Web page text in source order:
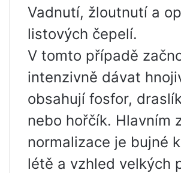
Vadnutí, žloutnutí a
listových čepelí.
V tomto případě
intenzivně dávat
obsahují fosfor,
nebo hořčík. Hlavním
normalizace je bujné
létě a vzhled velkých